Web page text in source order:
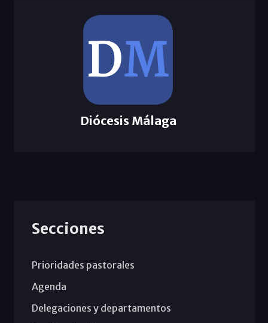
Diócesis Málaga
Secciones
Prioridades pastorales
Agenda
Delegaciones y departamentos